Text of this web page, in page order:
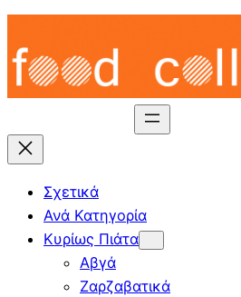
Skip
content
Σχετικά
Ανά Κατηγορία
Κυρίως Πιάτα
Αβγά
Ζαρζαβατικά